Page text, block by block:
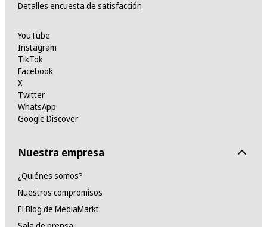
Detalles encuesta de satisfacción
YouTube
Instagram
TikTok
Facebook
X
Twitter
WhatsApp
Google Discover
Nuestra empresa
¿Quiénes somos?
Nuestros compromisos
El Blog de MediaMarkt